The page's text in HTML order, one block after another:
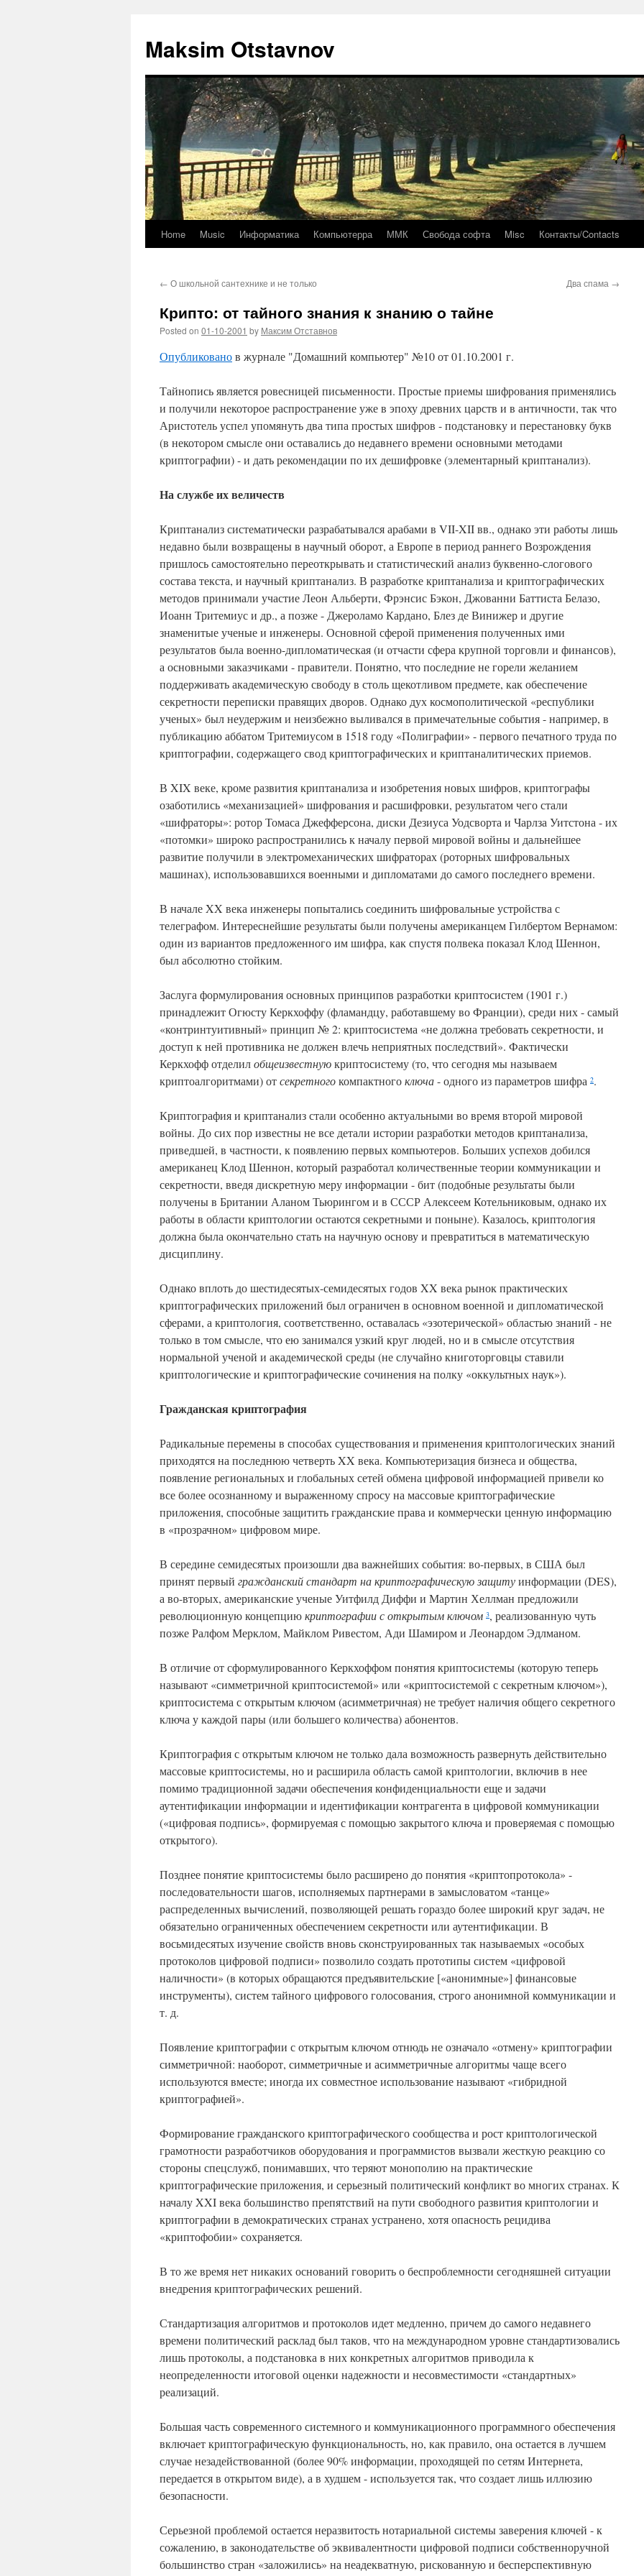
Maksim Otstavnov
Skip
content
Home Music Информатика Компьютерра ММК Свобода софта Misc Контакты/Contacts
← О школьной сантехнике и не только Два спама →
Крипто: от тайного знания к знанию о тайне
Posted on 01-10-2001 by Максим Отставнов
Опубликованов журнале "Домашний компьютер" №10 от 01.10.2001 г.
Тайнопись является ровесницей письменности. Простые приемы шифрования применялись
и получили некоторое распространение уже в эпоху древних царств и в античности, так что
Аристотель успел упомянуть два типа простых шифров - подстановку и перестановку букв
(в некотором смысле они оставались до недавнего времени основными методами
криптографии) - и дать рекомендации по их дешифровке (элементарный криптанализ).
На службе их величеств
Криптанализ систематически разрабатывался арабами в VII-XII вв., однако эти работы лишь
недавно были возвращены в научный оборот, а Европе в период раннего Возрождения
пришлось самостоятельно переоткрывать и статистический анализ буквенно-слогового
состава текста, и научный криптанализ. В разработке криптанализа и криптографических
методов принимали участие Леон Альберти, Фрэнсис Бэкон, Джованни Баттиста Белазо,
Иоанн Тритемиус и др., а позже - Джероламо Кардано, Блез де Винижер и другие
знаменитые ученые и инженеры. Основной сферой применения полученных ими
результатов была военно-дипломатическая (и отчасти сфера крупной торговли и финансов),
а основными заказчиками - правители. Понятно, что последние не горели желанием
поддерживать академическую свободу в столь щекотливом предмете, как обеспечение
секретности переписки правящих дворов. Однако дух космополитической «республики
ученых» был неудержим и неизбежно выливался в примечательные события - например, в
публикацию аббатом Тритемиусом в 1518 году «Полиграфии» - первого печатного труда по
криптографии, содержащего свод криптографических и криптаналитических приемов.
В XIX веке, кроме развития криптанализа и изобретения новых шифров, криптографы
озаботились «механизацией» шифрования и расшифровки, результатом чего стали
«шифраторы»: ротор Томаса Джефферсона, диски Дезиуса Уодсворта и Чарлза Уитстона - их
«потомки» широко распространились к началу первой мировой войны и дальнейшее
развитие получили в электромеханических шифраторах (роторных шифровальных
машинах), использовавшихся военными и дипломатами до самого последнего времени.
В начале XX века инженеры попытались соединить шифровальные устройства с
телеграфом. Интереснейшие результаты были получены американцем Гилбертом Вернамом:
один из вариантов предложенного им шифра, как спустя полвека показал Клод Шеннон,
был абсолютно стойким.
Заслуга формулирования основных принципов разработки криптосистем (1901 г.)
принадлежит Огюсту Керкхоффу (фламандцу, работавшему во Франции), среди них - самый
«контринтуитивный» принцип № 2: криптосистема «не должна требовать секретности, и
доступ к ней противника не должен влечь неприятных последствий». Фактически
Керкхофф отделилобщеизвестнуюкриптосистему (то, что сегодня мы называем
криптоалгоритмами) отсекретногокомпактногоключа- одного из параметров шифра 2.
Криптография и криптанализ стали особенно актуальными во время второй мировой
войны. До сих пор известны не все детали истории разработки методов криптанализа,
приведшей, в частности, к появлению первых компьютеров. Больших успехов добился
американец Клод Шеннон, который разработал количественные теории коммуникации и
секретности, введя дискретную меру информации - бит (подобные результаты были
получены в Британии Аланом Тьюрингом и в СССР Алексеем Котельниковым, однако их
работы в области криптологии остаются секретными и поныне). Казалось, криптология
должна была окончательно стать на научную основу и превратиться в математическую
дисциплину.
Однако вплоть до шестидесятых-семидесятых годов XX века рынок практических
криптографических приложений был ограничен в основном военной и дипломатической
сферами, а криптология, соответственно, оставалась «эзотерической» областью знаний - не
только в том смысле, что ею занимался узкий круг людей, но и в смысле отсутствия
нормальной ученой и академической среды (не случайно книготорговцы ставили
криптологические и криптографические сочинения на полку «оккультных наук»).
Гражданская криптография
Радикальные перемены в способах существования и применения криптологических знаний
приходятся на последнюю четверть XX века. Компьютеризация бизнеса и общества,
появление региональных и глобальных сетей обмена цифровой информацией привели ко
все более осознанному и выраженному спросу на массовые криптографические
приложения, способные защитить гражданские права и коммерчески ценную информацию
в «прозрачном» цифровом мире.
В середине семидесятых произошли два важнейших события: во-первых, в США был
принят первый гражданский стандарт на криптографическую защитуинформации (DES),
а во-вторых, американские ученые Уитфилд Диффи и Мартин Хеллман предложили
революционную концепциюкриптографии с открытым ключом 3, реализованную чуть
позже Ралфом Мерклом, Майклом Ривестом, Ади Шамиром и Леонардом Эдлманом.
В отличие от сформулированного Керкхоффом понятия криптосистемы (которую теперь
называют «симметричной криптосистемой» или «криптосистемой с секретным ключом»),
криптосистема с открытым ключом (асимметричная) не требует наличия общего секретного
ключа у каждой пары (или большего количества) абонентов.
Криптография с открытым ключом не только дала возможность развернуть действительно
массовые криптосистемы, но и расширила область самой криптологии, включив в нее
помимо традиционной задачи обеспечения конфиденциальности еще и задачи
аутентификации информации и идентификации контрагента в цифровой коммуникации
(«цифровая подпись», формируемая с помощью закрытого ключа и проверяемая с помощью
открытого).
Позднее понятие криптосистемы было расширено до понятия «криптопротокола» -
последовательности шагов, исполняемых партнерами в замысловатом «танце»
распределенных вычислений, позволяющей решать гораздо более широкий круг задач, не
обязательно ограниченных обеспечением секретности или аутентификации. В
восьмидесятых изучение свойств вновь сконструированных так называемых «особых
протоколов цифровой подписи» позволило создать прототипы систем «цифровой
наличности» (в которых обращаются предъявительские [«анонимные»] финансовые
инструменты), систем тайного цифрового голосования, строго анонимной коммуникации и
т. д.
Появление криптографии с открытым ключом отнюдь не означало «отмену» криптографии
симметричной: наоборот, симметричные и асимметричные алгоритмы чаще всего
используются вместе; иногда их совместное использование называют «гибридной
криптографией».
Формирование гражданского криптографического сообщества и рост криптологической
грамотности разработчиков оборудования и программистов вызвали жесткую реакцию со
стороны спецслужб, понимавших, что теряют монополию на практические
криптографические приложения, и серьезный политический конфликт во многих странах. К
началу XXI века большинство препятствий на пути свободного развития криптологии и
криптографии в демократических странах устранено, хотя опасность рецидива
«криптофобии» сохраняется.
В то же время нет никаких оснований говорить о беспроблемности сегодняшней ситуации
внедрения криптографических решений.
Стандартизация алгоритмов и протоколов идет медленно, причем до самого недавнего
времени политический расклад был таков, что на международном уровне стандартизовались
лишь протоколы, а подстановка в них конкретных алгоритмов приводила к
неопределенности итоговой оценки надежности и несовместимости «стандартных»
реализаций.
Большая часть современного системного и коммуникационного программного обеспечения
включает криптографическую функциональность, но, как правило, она остается в лучшем
случае незадействованной (более 90% информации, проходящей по сетям Интернета,
передается в открытом виде), а в худшем - используется так, что создает лишь иллюзию
безопасности.
Серьезной проблемой остается неразвитость нотариальной системы заверения ключей - к
сожалению, в законодательстве об эквивалентности цифровой подписи собственноручной
большинство стран «заложились» на неадекватную, рискованную и бесперспективную